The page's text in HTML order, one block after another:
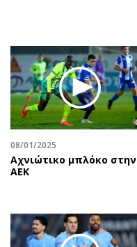
08/01/2025
Αχνιώτικο μπλόκο στην
ΑΕΚ